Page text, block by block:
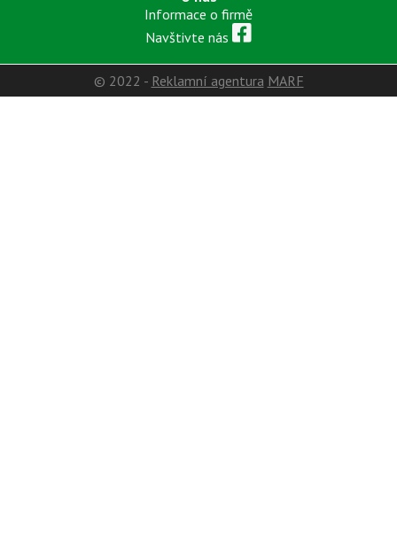
Informace o firmě
Navštivte nás
© 2022 - Reklamní agentura MARF